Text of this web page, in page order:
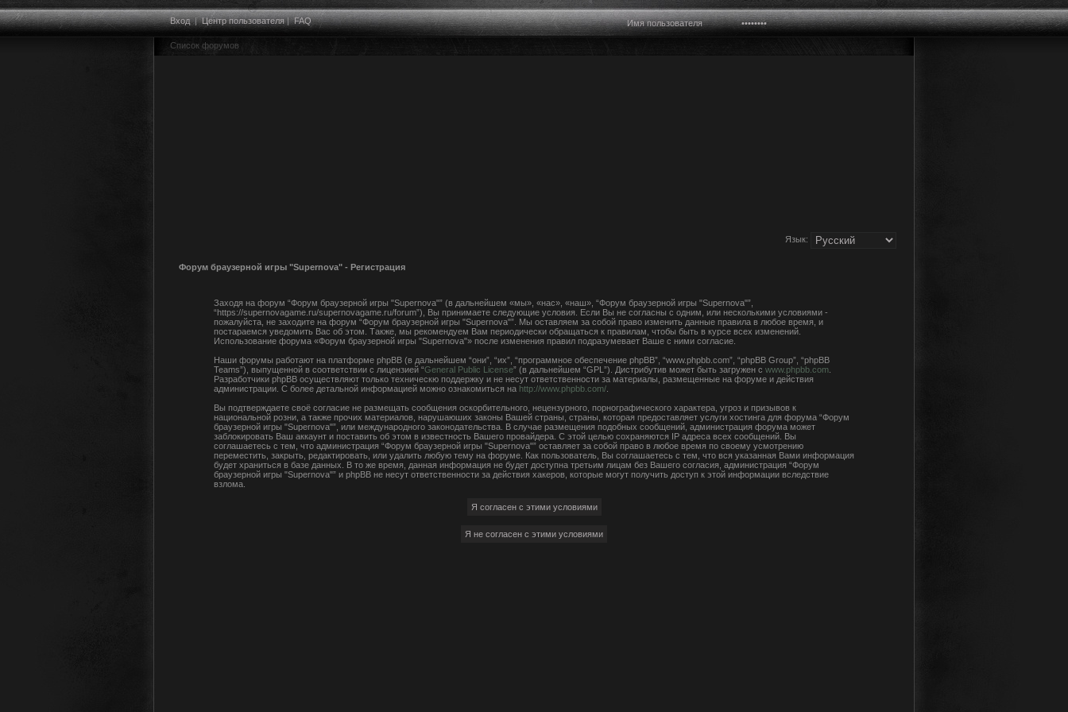
Вход|Центр пользователя|FAQ
Список форумов
Язык:
Форум браузерной игры "Supernova" - Регистрация
Заходя на форум “Форум браузерной игры "Supernova"” (в дальнейшем «мы», «нас», «наш», “Форум браузерной игры "Supernova"”,
“https://supernovagame.ru/supernovagame.ru/forum”), Вы принимаете следующие условия. Если Вы не согласны с одним, или несколькими условиями -
пожалуйста, не заходите на форум “Форум браузерной игры "Supernova"”. Мы оставляем за собой право изменить данные правила в любое время, и
постараемся уведомить Вас об этом. Также, мы рекомендуем Вам периодически обращаться к правилам, чтобы быть в курсе всех изменений.
Использование форума «Форум браузерной игры "Supernova"» после изменения правил подразумевает Ваше с ними согласие.
Наши форумы работают на платформе phpBB (в дальнейшем “они”, “их”, “программное обеспечение phpBB”, “www.phpbb.com”, “phpBB Group”, “phpBB
Teams”), выпущенной в соответствии с лицензией “General Public License” (в дальнейшем “GPL”). Дистрибутив может быть загружен с www.phpbb.com.
Разработчики phpBB осуществляют только техническю поддержку и не несут ответственности за материалы, размещенные на форуме и действия
администрации. С более детальной информацией можно ознакомиться на http://www.phpbb.com/.
Вы подтверждаете своё согласие не размещать сообщения оскорбительного, нецензурного, порнографического характера, угроз и призывов к
национальной розни, а также прочих материалов, нарушаюших законы Вашей страны, страны, которая предоставляет услуги хостинга для форума “Форум
браузерной игры "Supernova"”, или международного законодательства. В случае размещения подобных сообщений, администрация форума может
заблокировать Ваш аккаунт и поставить об этом в известность Вашего провайдера. С этой целью сохраняются IP адреса всех сообщений. Вы
соглашаетесь с тем, что администрация “Форум браузерной игры "Supernova"” оставляет за собой право в любое время по своему усмотрению
переместить, закрыть, редактировать, или удалить любую тему на форуме. Как пользователь, Вы соглашаетесь с тем, что вся указанная Вами информация
будет храниться в базе данных. В то же время, данная информация не будет доступна третьим лицам без Вашего согласия, администрация “Форум
браузерной игры "Supernova"” и phpBB не несут ответственности за действия хакеров, которые могут получить доступ к этой информации вследствие
взлома.